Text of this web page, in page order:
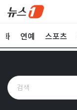
화 연예 스포츠